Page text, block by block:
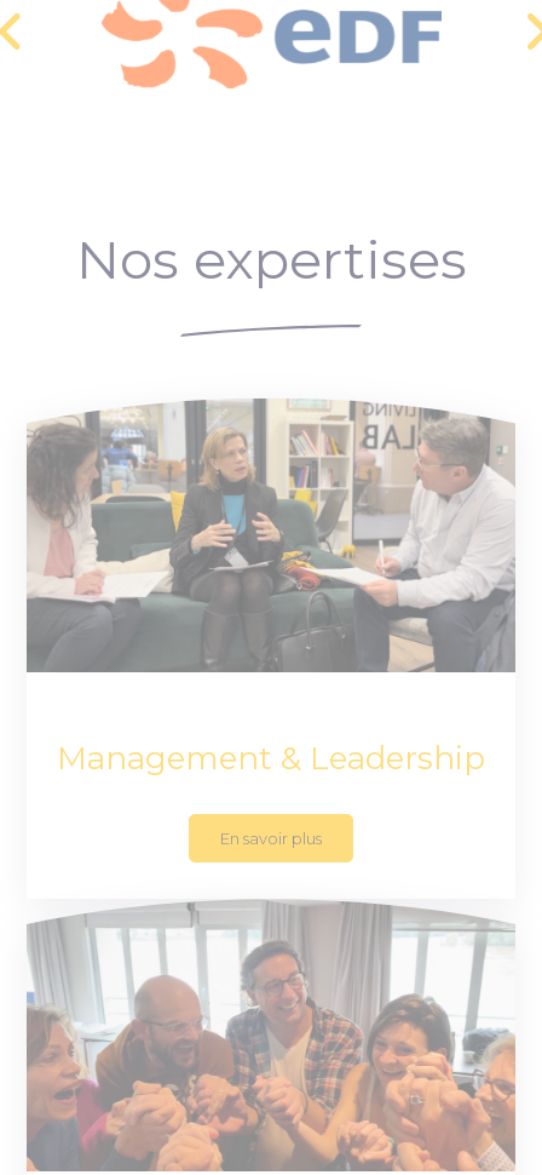
Nos expertises
Management & Leadership
En savoir plus